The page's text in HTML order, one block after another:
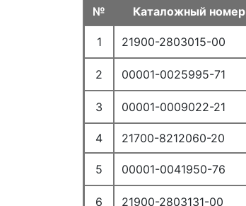
573010. ПЕПЕЛЬНИЦА
583510. ЭЛЕМЕНТЫ КОНСОЛИ
584012. ПОРУЧНИ, КОЗЫРЬКИ
59. РЕМНИ БЕЗОПАСНОСТИ
№ Каталожный номер
1 21900-2803015-00
2 00001-0025995-71
3 00001-0009022-21
4 21700-8212060-20
5 00001-0041950-76
6 21900-2803131-00